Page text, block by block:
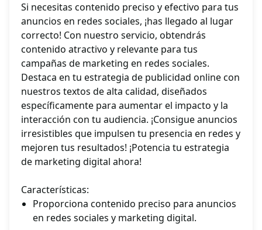
Si necesitas contenido preciso y efectivo para tus
anuncios en redes sociales, ¡has llegado al lugar
correcto! Con nuestro servicio, obtendrás
contenido atractivo y relevante para tus
campañas de marketing en redes sociales.
Destaca en tu estrategia de publicidad online con
nuestros textos de alta calidad, diseñados
específicamente para aumentar el impacto y la
interacción con tu audiencia. ¡Consigue anuncios
irresistibles que impulsen tu presencia en redes y
mejoren tus resultados! ¡Potencia tu estrategia
de marketing digital ahora!
Características:
Proporciona contenido preciso para anuncios
en redes sociales y marketing digital.